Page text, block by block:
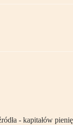
- kapitałów